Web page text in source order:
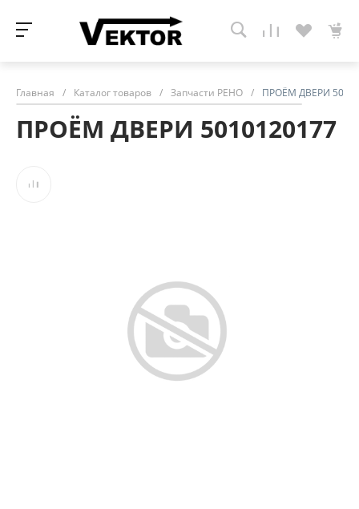
Главная / Каталог товаров / Запчасти РЕНО / ПРОЁМ ДВЕРИ
ПРОЁМ ДВЕРИ 5010120177